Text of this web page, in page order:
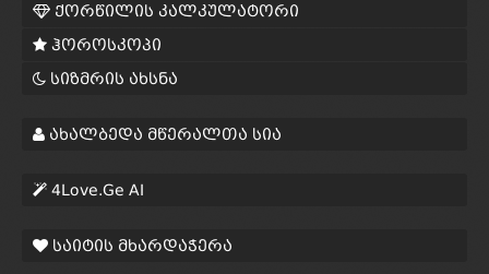
ქორწილის კალკულატორი
ჰოროსკოპი
სიზმრის ახსნა
ახალბედა მწერალთა სია
4Love.Ge AI
საიტის მხარდაჭერა